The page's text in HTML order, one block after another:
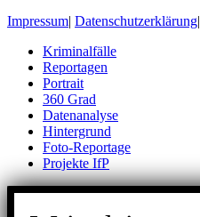
Impressum| Datenschutzerklärung|
Kriminalfälle
Reportagen
Portrait
360 Grad
Datenanalyse
Hintergrund
Foto-Reportage
Projekte IfP